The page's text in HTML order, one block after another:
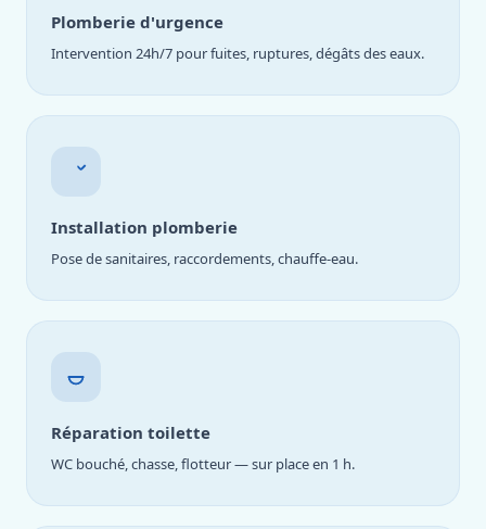
Plomberie d'urgence
Intervention 24h/7 pour fuites, ruptures, dégâts des eaux.
Installation plomberie
Pose de sanitaires, raccordements, chauffe-eau.
Réparation toilette
WC bouché, chasse, flotteur — sur place en 1 h.